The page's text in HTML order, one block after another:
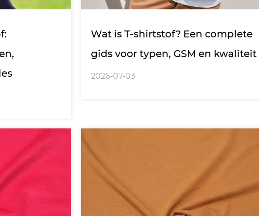
Wat is T-shirtstof? Een complete
gids voor typen, GSM en kwaliteit
2026-07-03